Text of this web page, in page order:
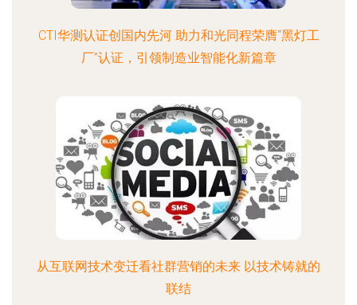
CTI华测认证创国内先河 助力和光同程荣膺“黑灯工
厂”认证，引领制造业智能化新篇章
从互联网技术变迁看社群营销的未来 以技术铸就的
联结